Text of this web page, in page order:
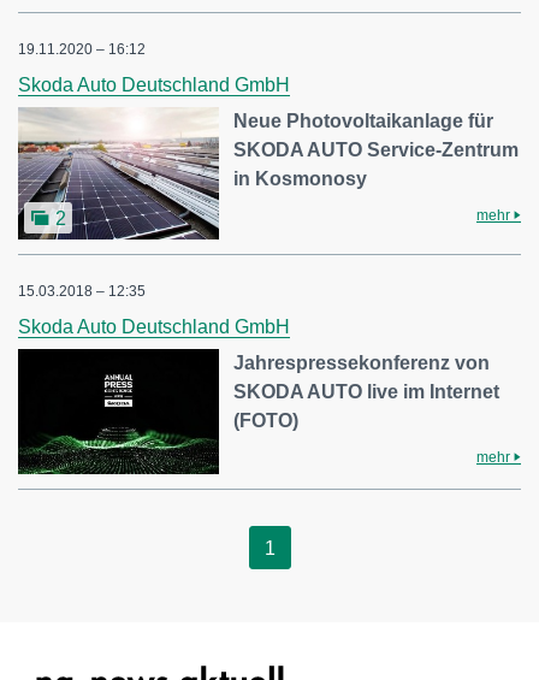
19.11.2020 – 16:12
Skoda Auto Deutschland GmbH
2
Neue Photovoltaikanlage für
SKODA AUTO Service-Zentrum
in Kosmonosy
mehr
15.03.2018 – 12:35
Skoda Auto Deutschland GmbH
Jahrespressekonferenz von
SKODA AUTO live im Internet
(FOTO)
mehr
1